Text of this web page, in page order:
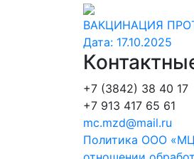
ВАКЦИНАЦИЯ
Дата: 17.10.2025
+7 (3842) 38 40 17
+7 913 417 65 61
mc.mzd@mail.ru
Политика ООО